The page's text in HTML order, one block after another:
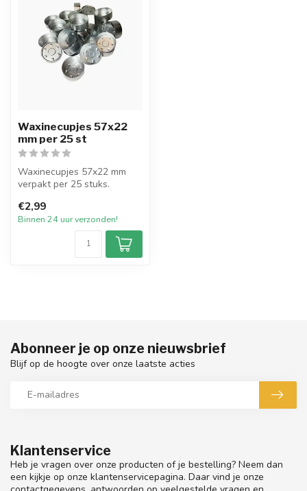
Waxinecupjes 57x22
mm per 25 st
Waxinecupjes 57x22 mm
verpakt per 25 stuks.
voor het...
€2,99
Binnen 24 uur verzonden!
Klantenservice
Heb je vragen over onze producten of je bestelling? Neem dan
een kijkje op onze klantenservicepagina. Daar vind je onze
Abonneer je op onze nieuwsbrief
Blijf op de hoogte over onze laatste acties